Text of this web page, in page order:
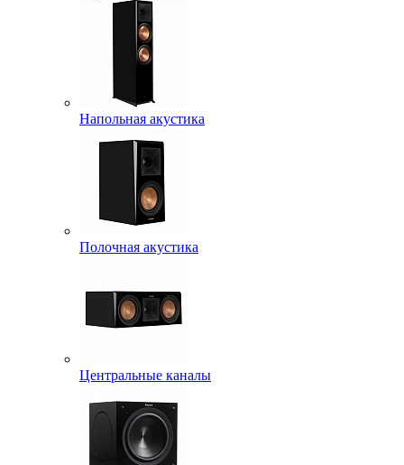
Напольная акустика
Полочная акустика
Центральные каналы